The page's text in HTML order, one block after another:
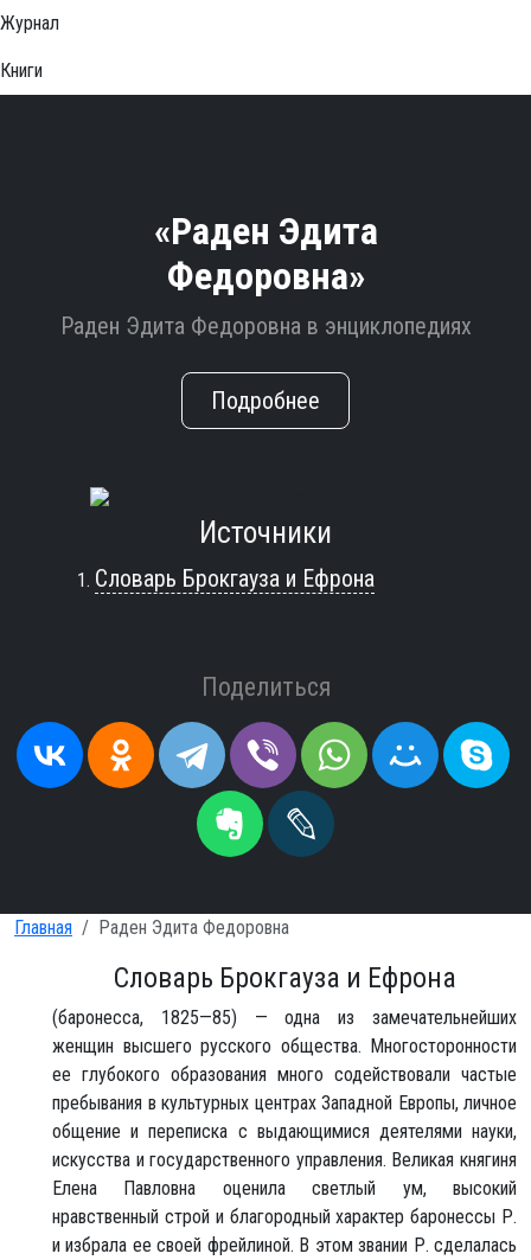
Журнал
Книги
«Раден Эдита
Федоровна»
Раден Эдита Федоровна в энциклопедиях
Подробнее
Источники
Словарь Брокгауза и Ефрона
Поделиться
Главная Раден Эдита Федоровна
Словарь Брокгауза и Ефрона
(баронесса, 1825—85) — одна из замечательнейших
женщин высшего русского общества. Многосторонности
ее глубокого образования много содействовали частые
пребывания в культурных центрах Западной Европы, личное
общение и переписка с выдающимися деятелями науки,
искусства и государственного управления. Великая княгиня
Елена Павловна оценила светлый ум, высокий
нравственный строй и благородный характер баронессы Р.
и избрала ее своей фрейлиной. В этом звании Р. сделалась